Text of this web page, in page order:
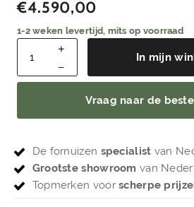
€4.590,00
1-2 weken levertijd, mits op voorraad
In mijn
Vraag naar de
De fornuizen specialist van
Grootste showroom van
Topmerken voorscherpe